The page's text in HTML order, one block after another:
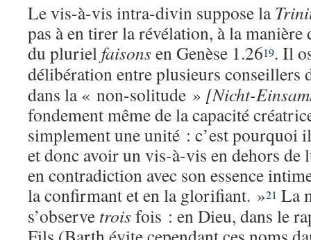
Le vis-à-vis intra-divin suppose la
pas à en tirer la révélation, à la manière
du pluriel faisonsen Genèse 1.2619. Il
délibération entre plusieurs conseillers
dans la « non-solitude » [Nicht-
fondement même de la capacité
simplement une unité : c’est pourquoi
et donc avoir un vis-à-vis en dehors de
en contradiction avec son essence
la confirmant et en la glorifiant. »21 La
s’observe troisfois : en Dieu, dans le